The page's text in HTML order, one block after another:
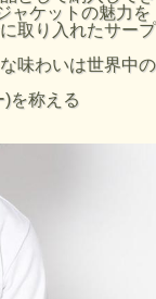
(cm)
袖丈 (cm)
63
物商品とカラー
し訳ございませ
。
により、多少の
ャケットの魅力を
取り入れたサープ
味わいは世界中の
)を称える